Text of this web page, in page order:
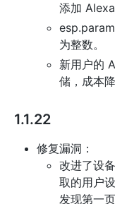
添加 Alexa
为整数。
新用户的
储，成本降
1.1.22
修复漏洞：
改进了设
取的用户
发现第一